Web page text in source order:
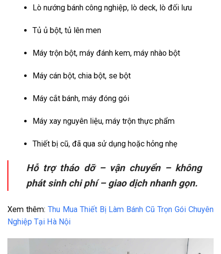
Lò nướng bánh công nghiệp, lò deck, lò đối lưu
Tủ ủ bột, tủ lên men
Máy trộn bột, máy đánh kem, máy nhào bột
Máy cán bột, chia bột, se bột
Máy cắt bánh, máy đóng gói
Máy xay nguyên liệu, máy trộn thực phẩm
Thiết bị cũ, đã qua sử dụng hoặc hỏng nhẹ
Hỗ trợ tháo dỡ – vận chuyển – không
phát sinh chi phí – giao dịch nhanh gọn.
Xem thêm: Thu Mua Thiết Bị Làm Bánh Cũ Trọn Gói Chuyên
Nghiệp Tại Hà Nội